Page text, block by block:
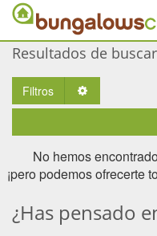
Resultados de
Filtros
No hemos
¡pero podemos ofrecerte
¿Has pensado